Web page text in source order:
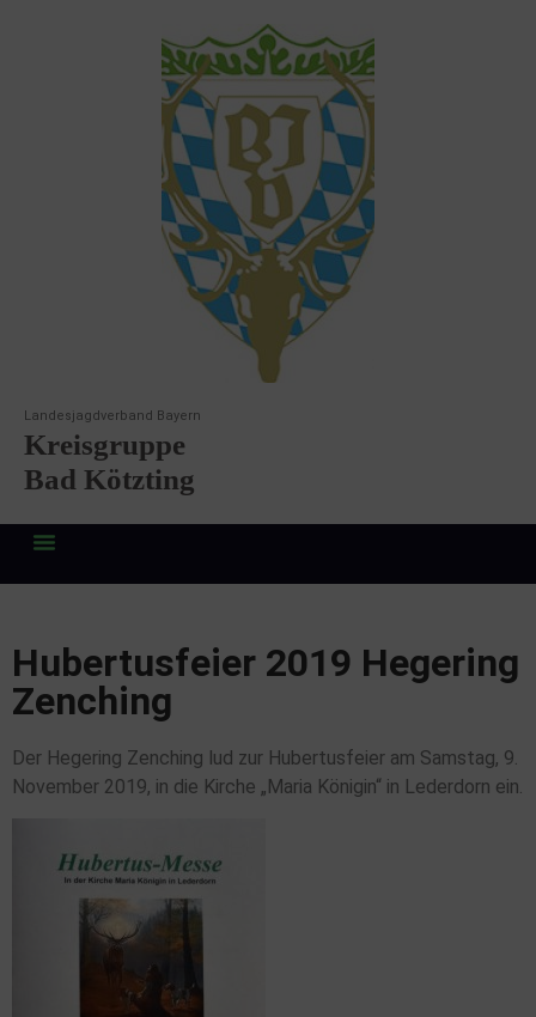
Landesjagdverband Bayern
Kreisgruppe
Bad Kötzting
Hubertusfeier 2019 Hegering
Zenching
Der Hegering Zenching lud zur Hubertusfeier am Samstag, 9.
November 2019, in die Kirche „Maria Königin“ in Lederdorn ein.